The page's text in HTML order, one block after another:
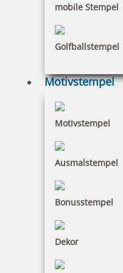
mobile Stempel
Golfballstempel
Motivstempel
Motivstempel
Ausmalstempel
Bonusstempel
Dekor
Stempelkugelschreiber